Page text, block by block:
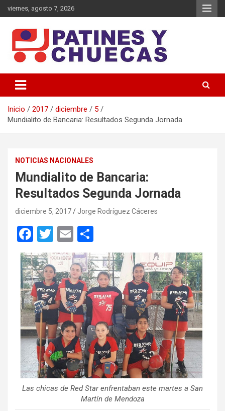
Saltar
al
viernes, agosto 7, 2026
Patines y Chuecas
Inicio 2017 diciembre
5
Mundialito de Bancaria: Resultados Segunda Jornada
NOTICIAS NACIONALES
Mundialito de Bancaria:
Resultados Segunda Jornada
diciembre 5, 2017 Jorge Rodríguez Cáceres
F
a
ce
b
o
o
k
T
wi
tt
er
E
m
ail m
p
ar
tir
Las chicas de Red Star enfrentaban este martes a San
Martín de Mendoza